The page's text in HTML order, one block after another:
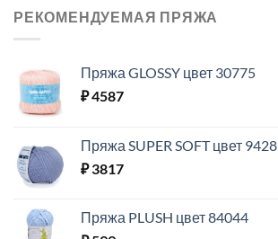
РЕКОМЕНДУЕМАЯ ПРЯЖА
Пряжа GLOSSY цвет 30775
₽4587
Пряжа SUPER SOFT цвет 9428
₽3817
Пряжа PLUSH цвет 84044